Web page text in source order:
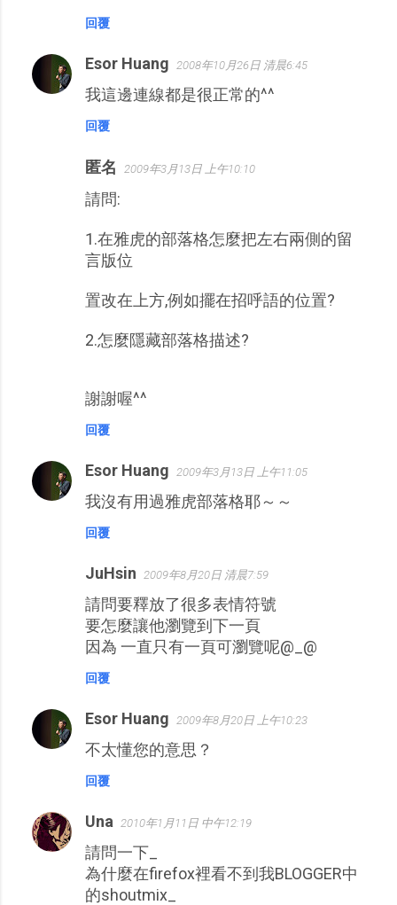
回覆
Esor Huang 2008年10月26日 清晨6:45
我這邊連線都是很正常的^^
回覆
匿名 2009年3月13日 上午10:10
請問:
1.在雅虎的部落格怎麼把左右兩側的留
言版位
置改在上方,例如擺在招呼語的位置?
2.怎麼隱藏部落格描述?
謝謝喔^^
回覆
Esor Huang 2009年3月13日 上午11:05
我沒有用過雅虎部落格耶～～
回覆
JuHsin 2009年8月20日 清晨7:59
請問要釋放了很多表情符號
要怎麼讓他瀏覽到下一頁
因為 一直只有一頁可瀏覽呢@_@
回覆
Esor Huang 2009年8月20日 上午10:23
不太懂您的意思？
回覆
Una 2010年1月11日 中午12:19
請問一下_
為什麼在firefox裡看不到我BLOGGER中
的shoutmix_